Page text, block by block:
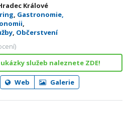
Králové
, Gastronomie,
,
, Občerstvení
služeb naleznete ZDE!
Web Galerie